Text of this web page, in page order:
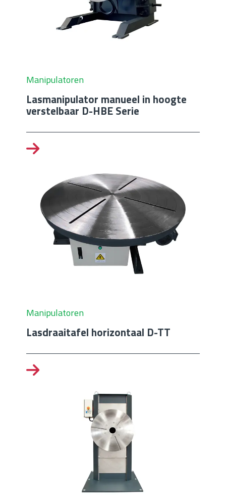
Manipulatoren
Lasmanipulator manueel in hoogte
verstelbaar D-HBE Serie
Manipulatoren
Lasdraaitafel horizontaal D-TT